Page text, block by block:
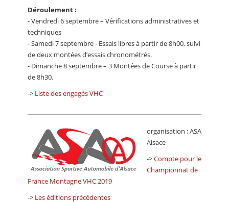
Déroulement :
- Vendredi 6 septembre – Vérifications administratives et
techniques
- Samedi 7 septembre - Essais libres à partir de 8h00, suivi
de deux montées d’essais chronométrés.
- Dimanche 8 septembre – 3 Montées de Course à partir
de 8h30.
-> Liste des engagés VHC
organisation : ASA
Alsace
->Compte pour le
Championnat de
France Montagne VHC 2019
-> Les éditions précédentes